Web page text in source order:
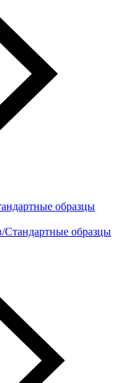
образцы
Стандартные образцы